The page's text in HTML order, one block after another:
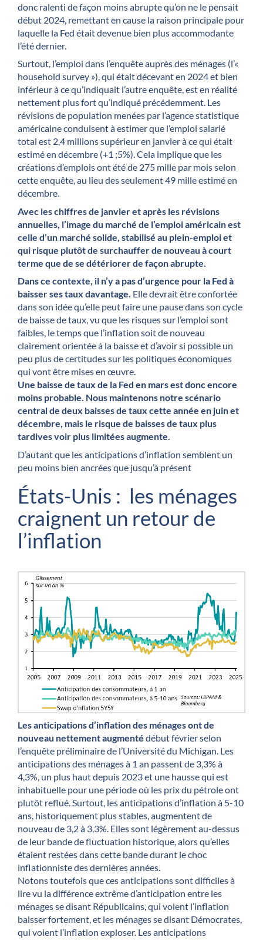
donc ralenti de façon moins abrupte qu’on ne le pensait
début 2024, remettant en cause la raison principale pour
laquelle la Fed était devenue bien plus accommodante
l’été dernier.
Surtout, l’emploi dans l’enquête auprès des ménages (l’«
household survey »), qui était décevant en 2024 et bien
inférieur à ce qu’indiquait l’autre enquête, est en réalité
nettement plus fort qu’indiqué précédemment. Les
révisions de population menées par l’agence statistique
américaine conduisent à estimer que l’emploi salarié
total est 2,4 millions supérieur en janvier à ce qui était
estimé en décembre (+1 ;5%). Cela implique que les
créations d’emplois ont été de 275 mille par mois selon
cette enquête, au lieu des seulement 49 mille estimé en
décembre.
Avec les chiffres de janvier et après les révisions
annuelles, l’image du marché de l’emploi américain est
celle d’un marché solide, stabilisé au plein-emploi et
qui risque plutôt de surchauffer de nouveau à court
terme que de se détériorer de façon abrupte.
Dans ce contexte, il n’y a pas d’urgence pour la Fed à
baisser ses taux davantage. Elle devrait être confortée
dans son idée qu’elle peut faire une pause dans son cycle
de baisse de taux, vu que les risques sur l’emploi sont
faibles, le temps que l’inflation soit de nouveau
clairement orientée à la baisse et d’avoir si possible un
peu plus de certitudes sur les politiques économiques
qui vont être mises en œuvre.
Une baisse de taux de la Fed en mars est donc encore
moins probable. Nous maintenons notre scénario
central de deux baisses de taux cette année en juin et
décembre, mais le risque de baisses de taux plus
tardives voir plus limitées augmente.
D’autant que les anticipations d’inflation semblent un
peu moins bien ancrées que jusqu’à présent
États-Unis : les ménages
craignent un retour de
l’inflation
Les anticipations d’inflation des ménages ont de
nouveau nettement augmenté début février selon
l’enquête préliminaire de l’Université du Michigan. Les
anticipations des ménages à 1 an passent de 3,3% à
4,3%, un plus haut depuis 2023 et une hausse qui est
inhabituelle pour une période où les prix du pétrole ont
plutôt reflué. Surtout, les anticipations d’inflation à 5-10
ans, historiquement plus stables, augmentent de
nouveau de 3,2 à 3,3%. Elles sont légèrement au-dessus
de leur bande de fluctuation historique, alors qu’elles
étaient restées dans cette bande durant le choc
inflationniste des dernières années.
Notons toutefois que ces anticipations sont difficiles à
lire vu la différence extrême d’anticipation entre les
ménages se disant Républicains, qui voient l’inflation
baisser fortement, et les ménages se disant Démocrates,
qui voient l’inflation exploser. Les anticipations